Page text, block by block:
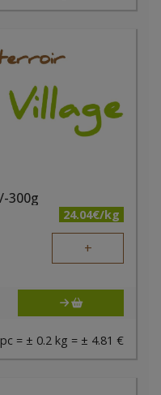
300g
24.04€/kg
+
= ± 0.2 kg = ± 4.81 €